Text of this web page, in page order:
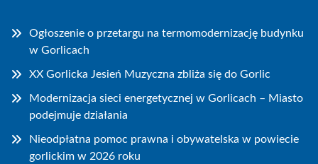
Ogłoszenie o przetargu na termomodernizację budynku
w Gorlicach
XX Gorlicka Jesień Muzyczna zbliża się do Gorlic
Modernizacja sieci energetycznej w Gorlicach – Miasto
podejmuje działania
Nieodpłatna pomoc prawna i obywatelska w powiecie
gorlickim w 2026 roku